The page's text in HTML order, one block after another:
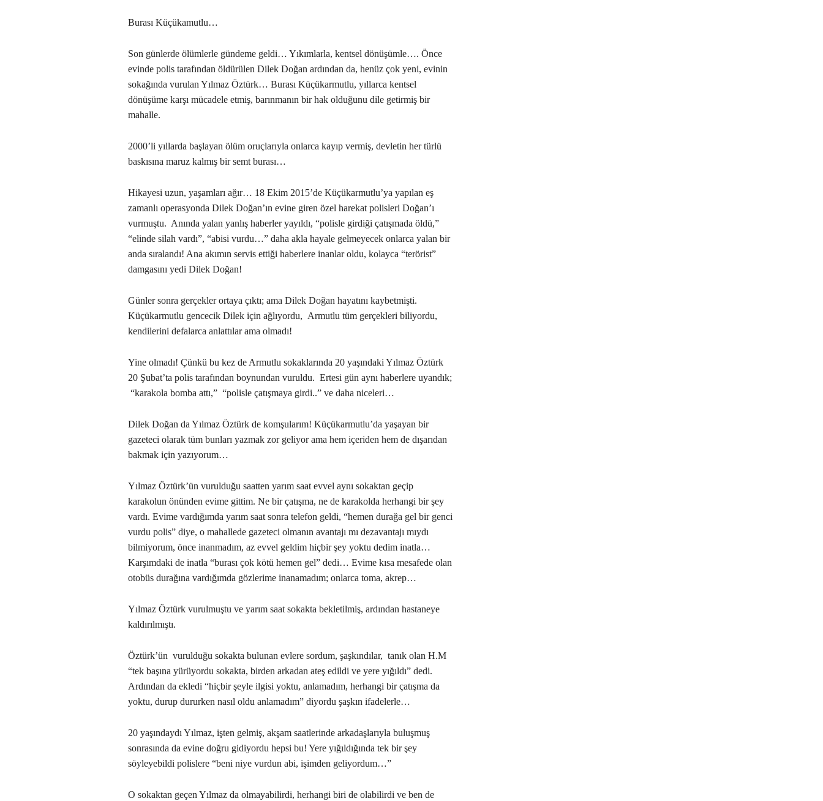
Burası Küçükamutlu…
Son günlerde ölümlerle gündeme geldi… Yıkımlarla, kentsel dönüşümle…. Önce
evinde polis tarafından öldürülen Dilek Doğan ardından da, henüz çok yeni, evinin
sokağında vurulan Yılmaz Öztürk… Burası Küçükarmutlu, yıllarca kentsel
dönüşüme karşı mücadele etmiş, barınmanın bir hak olduğunu dile getirmiş bir
mahalle.
2000’li yıllarda başlayan ölüm oruçlarıyla onlarca kayıp vermiş, devletin her türlü
baskısına maruz kalmış bir semt burası…
Hikayesi uzun, yaşamları ağır… 18 Ekim 2015’de Küçükarmutlu’ya yapılan eş
zamanlı operasyonda Dilek Doğan’ın evine giren özel harekat polisleri Doğan’ı
vurmuştu. Anında yalan yanlış haberler yayıldı, “polisle girdiği çatışmada öldü,”
“elinde silah vardı”, “abisi vurdu…” daha akla hayale gelmeyecek onlarca yalan bir
anda sıralandı! Ana akımın servis ettiği haberlere inanlar oldu, kolayca “terörist”
damgasını yedi Dilek Doğan!
Günler sonra gerçekler ortaya çıktı; ama Dilek Doğan hayatını kaybetmişti.
Küçükarmutlu gencecik Dilek için ağlıyordu, Armutlu tüm gerçekleri biliyordu,
kendilerini defalarca anlattılar ama olmadı!
Yine olmadı! Çünkü bu kez de Armutlu sokaklarında 20 yaşındaki Yılmaz Öztürk
20 Şubat’ta polis tarafından boynundan vuruldu. Ertesi gün aynı haberlere uyandık;
“karakola bomba attı,” “polisle çatışmaya girdi..” ve daha niceleri…
Dilek Doğan da Yılmaz Öztürk de komşularım! Küçükarmutlu’da yaşayan bir
gazeteci olarak tüm bunları yazmak zor geliyor ama hem içeriden hem de dışarıdan
bakmak için yazıyorum…
Yılmaz Öztürk’ün vurulduğu saatten yarım saat evvel aynı sokaktan geçip
karakolun önünden evime gittim. Ne bir çatışma, ne de karakolda herhangi bir şey
vardı. Evime vardığımda yarım saat sonra telefon geldi, “hemen durağa gel bir genci
vurdu polis” diye, o mahallede gazeteci olmanın avantajı mı dezavantajı mıydı
bilmiyorum, önce inanmadım, az evvel geldim hiçbir şey yoktu dedim inatla…
Karşımdaki de inatla “burası çok kötü hemen gel” dedi… Evime kısa mesafede olan
otobüs durağına vardığımda gözlerime inanamadım; onlarca toma, akrep…
Yılmaz Öztürk vurulmuştu ve yarım saat sokakta bekletilmiş, ardından hastaneye
kaldırılmıştı.
Öztürk’ün vurulduğu sokakta bulunan evlere sordum, şaşkındılar, tanık olan H.M
“tek başına yürüyordu sokakta, birden arkadan ateş edildi ve yere yığıldı” dedi.
Ardından da ekledi “hiçbir şeyle ilgisi yoktu, anlamadım, herhangi bir çatışma da
yoktu, durup dururken nasıl oldu anlamadım” diyordu şaşkın ifadelerle…
20 yaşındaydı Yılmaz, işten gelmiş, akşam saatlerinde arkadaşlarıyla buluşmuş
sonrasında da evine doğru gidiyordu hepsi bu! Yere yığıldığında tek bir şey
söyleyebildi polislere “beni niye vurdun abi, işimden geliyordum…”
O sokaktan geçen Yılmaz da olmayabilirdi, herhangi biri de olabilirdi ve ben de